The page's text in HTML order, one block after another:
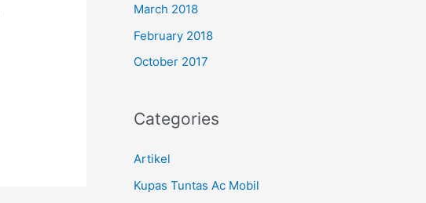
March 2018
February 2018
October 2017
Categories
Artikel
Kupas Tuntas Ac Mobil